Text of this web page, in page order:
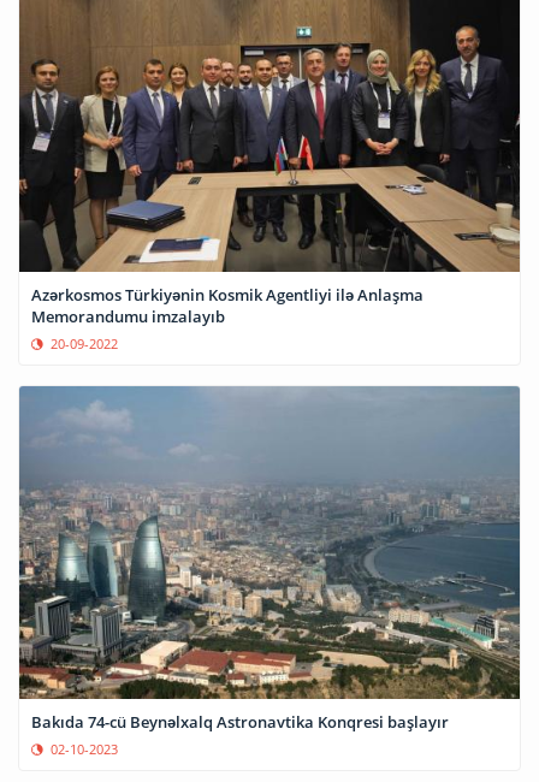
Azərkosmos Türkiyənin Kosmik Agentliyi ilə Anlaşma
Memorandumu imzalayıb
20-09-2022
Bakıda 74-cü Beynəlxalq Astronavtika Konqresi başlayır
02-10-2023